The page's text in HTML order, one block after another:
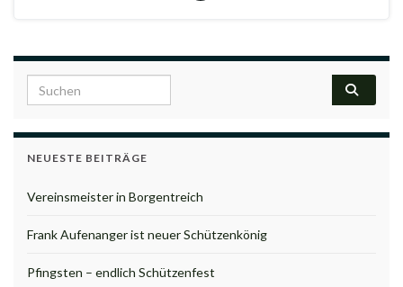
Search for:
NEUESTE BEITRÄGE
Vereinsmeister in Borgentreich
Frank Aufenanger ist neuer Schützenkönig
Pfingsten – endlich Schützenfest